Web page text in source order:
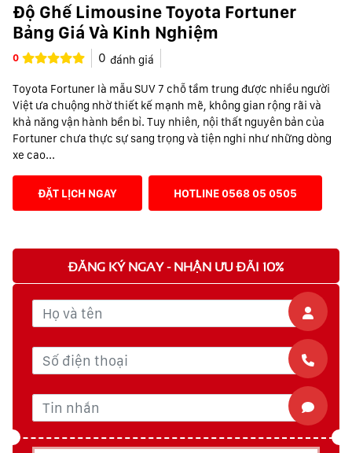
Độ Ghế Limousine Toyota Fortuner
Bảng Giá Và Kinh Nghiệm
0 0 đánh giá
Toyota Fortuner là mẫu SUV 7 chỗ tầm trung được nhiều người
Việt ưa chuộng nhờ thiết kế mạnh mẽ, không gian rộng rãi và
khả năng vận hành bền bỉ. Tuy nhiên, nội thất nguyên bản của
Fortuner chưa thực sự sang trọng và tiện nghi như những dòng
xe cao...
ĐẶT LỊCH NGAY HOTLINE 0568 05 0505
ĐĂNG KÝ NGAY - NHẬN ƯU ĐÃI 10%